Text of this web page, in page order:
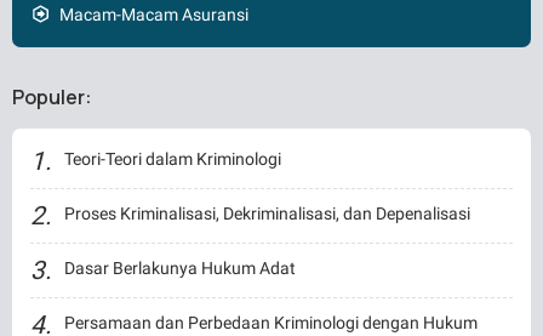
Macam-Macam Asuransi
Populer:
Teori-Teori dalam Kriminologi
Proses Kriminalisasi, Dekriminalisasi, dan Depenalisasi
Dasar Berlakunya Hukum Adat
Persamaan dan Perbedaan Kriminologi dengan Hukum